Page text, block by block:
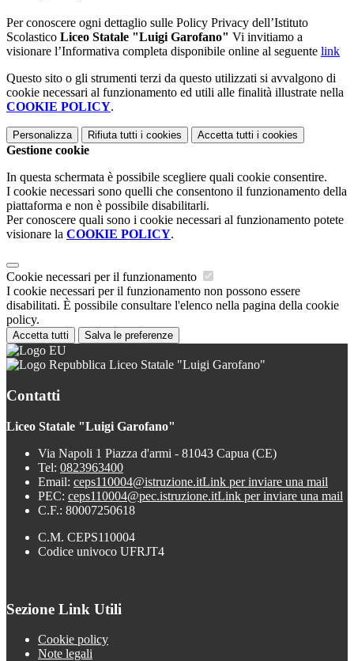
Per conoscere ogni dettaglio sulle Policy Privacy dell’Istituto
Scolastico Liceo Statale "Luigi Garofano" Vi invitiamo a
visionare l’Informativa completa disponibile online al seguente link
Questo sito o gli strumenti terzi da questo utilizzati si avvalgono di
cookie necessari al funzionamento ed utili alle finalità illustrate nella
COOKIE POLICY.
Personalizza Rifiuta tutti i cookies Accetta tutti i cookies
Gestione cookie
In questa schermata è possibile scegliere quali cookie consentire.
I cookie necessari sono quelli che consentono il funzionamento della
piattaforma e non è possibile disabilitarli.
Per conoscere quali sono i cookie necessari al funzionamento potete
visionare la COOKIE POLICY.
Cookie necessari per il funzionamento
I cookie necessari per il funzionamento non possono essere
disabilitati. È possibile consultare l'elenco nella pagina della cookie
policy.
Accetta tutti Salva le preferenze
Liceo Statale "Luigi Garofano"
Contatti
Liceo Statale "Luigi Garofano"
Via Napoli 1 Piazza d'armi - 81043 Capua (CE)
Tel: 0823963400
Email: ceps110004@istruzione.itLink per inviare una mail
PEC: ceps110004@pec.istruzione.itLink per inviare una mail
C.F.: 80007250618
C.M. CEPS110004
Codice univoco UFRJT4
Sezione Link Utili
Cookie policy
Note legali